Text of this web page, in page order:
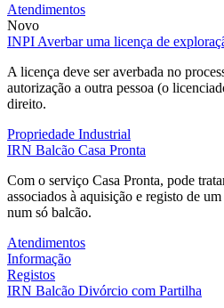
Atendimentos
Novo
INPI Averbar uma licença de
A licença deve ser averbada no
autorização a outra pessoa (o
direito.
Propriedade Industrial
IRN Balcão Casa Pronta
Com o serviço Casa Pronta, pode
associados à aquisição e registo de
num só balcão.
Atendimentos
Informação
Registos
IRN Balcão Divórcio com Partilha